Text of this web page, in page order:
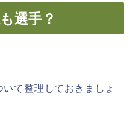
選手？
て整理しておきましょ